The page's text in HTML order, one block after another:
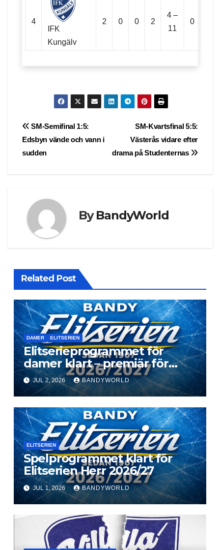
4
IFK
Kungälv
2 0 0 2
4 –
11
0
Post
navigation
SM-Kvartsfinal 5:5:
Västerås vidare efter
drama på Studenternas
SM-Semifinal 1:5:
Edsbyn vände och vann i
sudden
ByBandyWorld
Related Post
DAMER ELITSERIEN
Elitserieprogrammet för
damer klart – premiär för
Next Level
JUL 2, 2026 BANDYWORLD
ELITSERIEN
Spelprogrammet klart för
Elitserien Herr 2026/27
JUL 1, 2026 BANDYWORLD